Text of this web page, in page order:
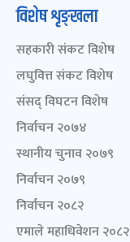
विशेष शृङ्खला
सहकारी संकट विशेष
लघुवित्त संकट विशेष
संसद् विघटन विशेष
निर्वाचन २०७४
स्थानीय चुनाव २०७९
निर्वाचन २०७९
निर्वाचन २०८२
एमाले महाधिवेशन २०८२